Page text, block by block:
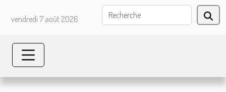
vendredi 7 août 2026